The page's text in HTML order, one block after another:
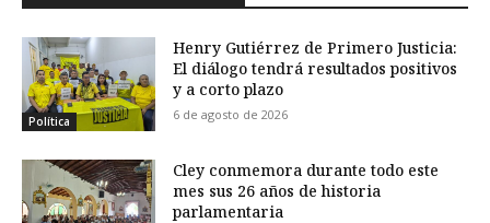
Política
Henry Gutiérrez de Primero Justicia:
El diálogo tendrá resultados positivos
y a corto plazo
6 de agosto de 2026
Cley conmemora durante todo este
mes sus 26 años de historia
parlamentaria